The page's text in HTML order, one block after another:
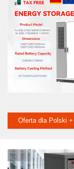
Oferta dla Polski +